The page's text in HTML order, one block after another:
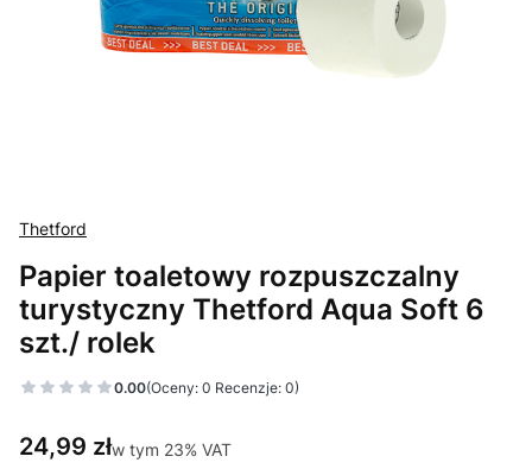
Thetford
Papier toaletowy rozpuszczalny
turystyczny Thetford Aqua Soft 6
szt./ rolek
0.00(Oceny: 0 Recenzje: 0)
Cena
24,99 złw tym 23% VAT
w tym 23% VAT